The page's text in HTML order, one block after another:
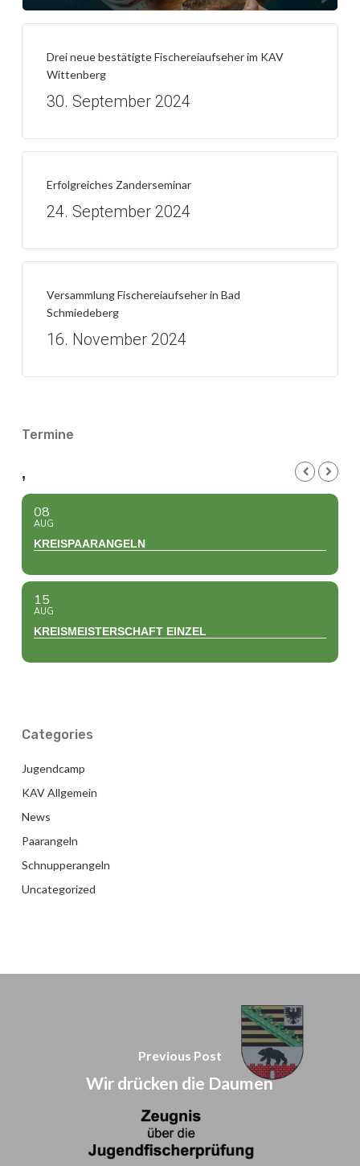
Drei neue bestätigte Fischereiaufseher im KAV
Wittenberg
30. September 2024
Erfolgreiches Zanderseminar
24. September 2024
Versammlung Fischereiaufseher in Bad
Schmiedeberg
16. November 2024
Termine
,
08
AUG
KREISPAARANGELN
15
AUG
KREISMEISTERSCHAFT EINZEL
Categories
Jugendcamp
KAV Allgemein
News
Paarangeln
Schnupperangeln
Uncategorized
Previous Post
Wir drücken die Daumen